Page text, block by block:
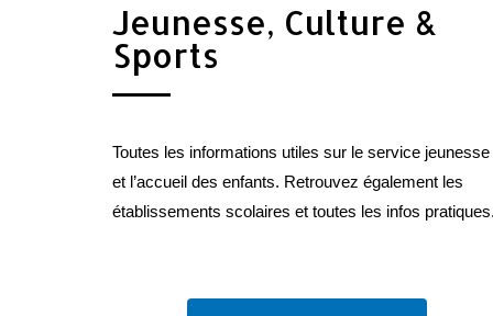
Jeunesse, Culture &
Sports
Toutes les informations utiles sur le service jeunesse
et l’accueil des enfants. Retrouvez également les
établissements scolaires et toutes les infos